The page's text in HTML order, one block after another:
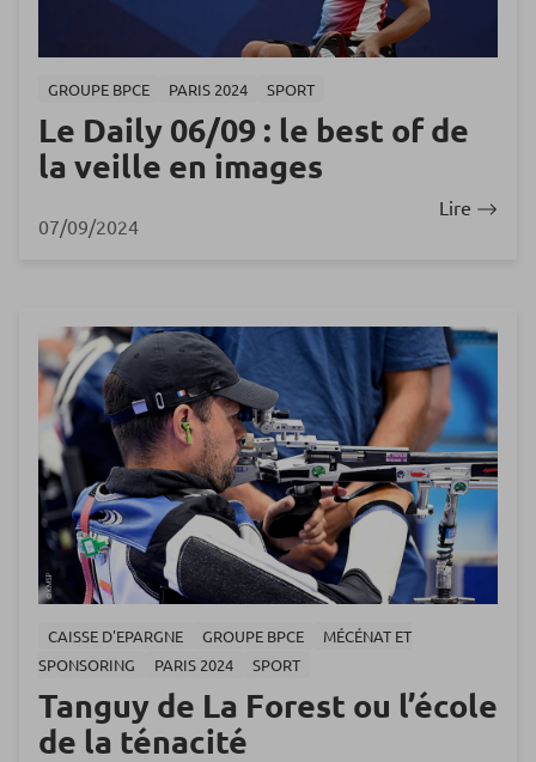
GROUPE BPCE PARIS 2024 SPORT
Le Daily 06/09 : le best of de
la veille en images
07/09/2024
Lire
CAISSE D'EPARGNE GROUPE BPCE
MÉCÉNAT ET
SPONSORING
PARIS 2024 SPORT
Tanguy de La Forest ou l’école
de la ténacité